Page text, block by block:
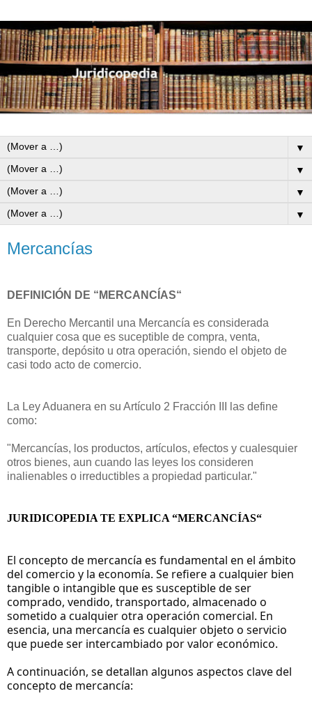
▼
▼
▼
▼
Mercancías
DEFINICIÓN DE “MERCANCÍAS“
En Derecho Mercantil una Mercancía es considerada
cualquier cosa que es suceptible de compra, venta,
transporte, depósito u otra operación, siendo el objeto de
casi todo acto de comercio.
La Ley Aduanera en su Artículo 2 Fracción III las define
como:
"Mercancías, los productos, artículos, efectos y cualesquier
otros bienes, aun cuando las leyes los consideren
inalienables o irreductibles a propiedad particular."
JURIDICOPEDIA TE EXPLICA “MERCANCÍAS“
El concepto de mercancía es fundamental en el ámbito
del comercio y la economía. Se refiere a cualquier bien
tangible o intangible que es susceptible de ser
comprado, vendido, transportado, almacenado o
sometido a cualquier otra operación comercial. En
esencia, una mercancía es cualquier objeto o servicio
que puede ser intercambiado por valor económico.
A continuación, se detallan algunos aspectos clave del
concepto de mercancía: